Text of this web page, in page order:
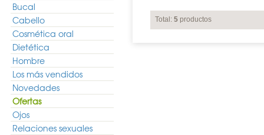
Bucal
Cabello
Cosmética oral
Dietética
Hombre
Los más vendidos
Novedades
Ofertas
Ojos
Relaciones sexuales
Total: 5 productos